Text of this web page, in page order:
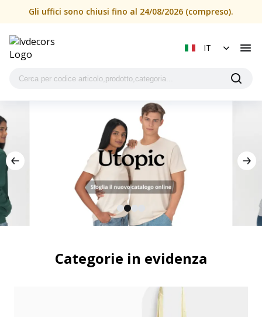
Gli uffici sono chiusi fino al 24/08/2026 (compreso).
IT
Categorie in evidenza